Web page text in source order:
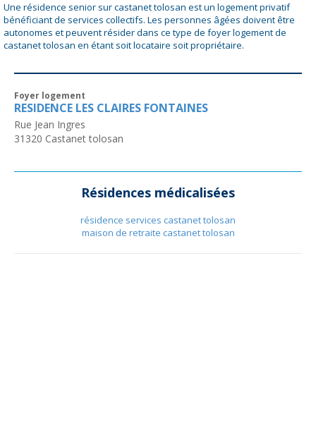
Une résidence senior sur castanet tolosan est un logement privatif
bénéficiant de services collectifs. Les personnes âgées doivent être
autonomes et peuvent résider dans ce type de foyer logement de
castanet tolosan en étant soit locataire soit propriétaire.
Foyer logement
RESIDENCE LES CLAIRES FONTAINES
Rue Jean Ingres
31320 Castanet tolosan
Résidences médicalisées
résidence services castanet tolosan
maison de retraite castanet tolosan